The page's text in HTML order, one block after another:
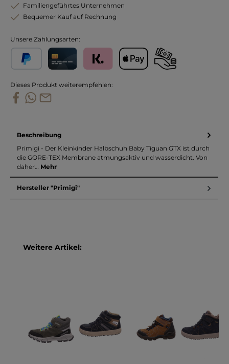
Familiengeführtes Unternehmen
Bequemer Kauf auf Rechnung
Unsere Zahlungsarten:
Dieses Produkt weiterempfehlen:
Beschreibung
Primigi - Der Kleinkinder Halbschuh Baby Tiguan GTX ist durch
die GORE-TEX Membrane atmungsaktiv und wasserdicht. Von
daher… Mehr
Hersteller "Primigi"
Produktgalerie überspringen
Weitere Artikel: